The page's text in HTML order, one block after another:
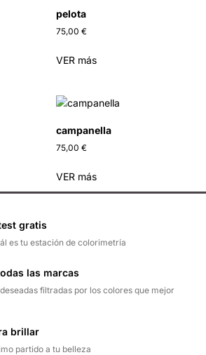
pelota
75,00 €
VER más
campanella
75,00 €
VER más
gratis
es tu estación de colorimetría
las marcas
filtradas por los colores que mejor
brillar
partido a tu belleza